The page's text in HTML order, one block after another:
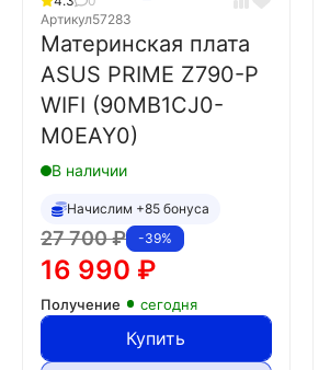
Артикул57283
Материнская плата
ASUS PRIME Z790-P
WIFI (90MB1CJ0-
M0EAY0)
В наличии
Начислим +85 бонуса
-39%
27 700₽
16 990 ₽
Получение сегодня
Купить